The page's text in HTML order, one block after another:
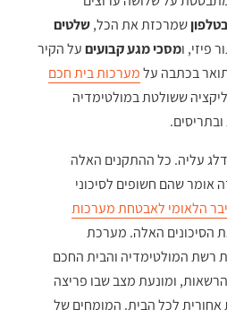
שמרכזת את הכל,שלטים
פיזי, ומסכי מגע קבועיםעל הקיר
בכתבה עלמערכות בית חכם
ששולטת במולטימדיה
עליה. כל ההתקנים האלה
אומר שהם חשופים לסיכוני
הלאומי לאבטחת מערכות
הסיכונים האלה. מערכת
רשת המולטימדיה והבית החכם
ומונעת מצב שבו פריצה
לכל הבית. המומחים של